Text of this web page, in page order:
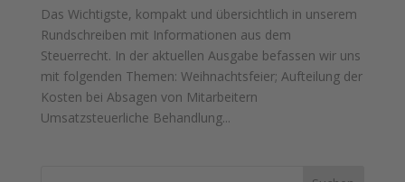
Das Wichtigste, kompakt und übersichtlich in unserem
Rundschreiben mit Informationen aus dem
Steuerrecht. In der aktuellen Ausgabe befassen wir uns
mit folgenden Themen: Weihnachtsfeier; Aufteilung der
Kosten bei Absagen von Mitarbeitern
Umsatzsteuerliche Behandlung...